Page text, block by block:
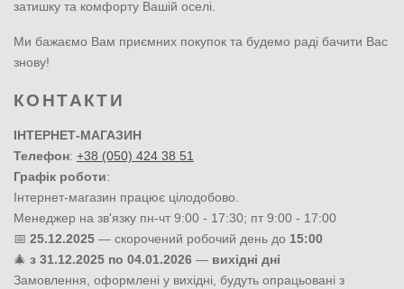
затишку та комфорту Вашій оселі.
Ми бажаємо Вам приємних покупок та будемо раді бачити Вас
знову!
КОНТАКТИ
ІНТЕРНЕТ-МАГАЗИН
Телефон: +38 (050) 424 38 51
Графік роботи:
Інтернет-магазин працює цілодобово.
Менеджер на зв'язку пн-чт 9:00 - 17:30; пт 9:00 - 17:00
📅 25.12.2025 — скорочений робочий день до 15:00
🎄 з 31.12.2025 по 04.01.2026 — вихідні дні
Замовлення, оформлені у вихідні, будуть опрацьовані з